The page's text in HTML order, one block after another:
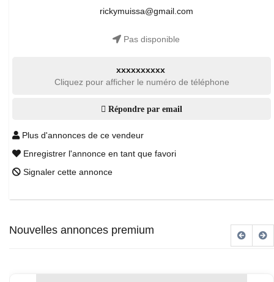
rickymuissa@gmail.com
Pas disponible
xxxxxxxxxx
Cliquez pour afficher le numéro de téléphone
Répondre par email
Plus d'annonces de ce vendeur
Enregistrer l'annonce en tant que favori
Signaler cette annonce
Nouvelles annonces premium